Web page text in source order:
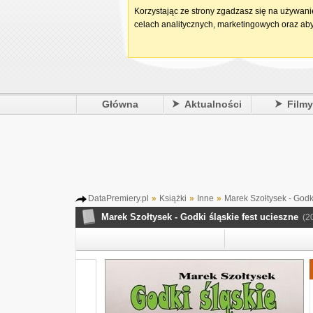
Główna Aktualności Filmy
DataPremiery.pl » Książki » Inne » Marek Szołtysek -
Marek Szołtysek - Godki śląskie fest ucieszne
Korzystając ze strony zgadzasz się na
celach analitycznych, marketingowych oraz